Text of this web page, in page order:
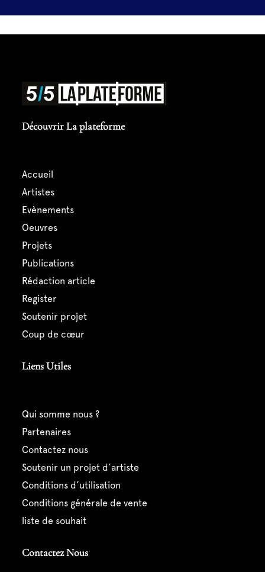
Découvrir La plateforme
accueil
artistes
evènements
oeuvres
projets
publications
rédaction article
register
soutenir projet
coup de cœur
Liens Utiles
qui somme nous ?
partenaires
contactez nous
soutenir un projet d’artiste
conditions d’utilisation
conditions générale de vente
liste de souhait
Contactez Nous